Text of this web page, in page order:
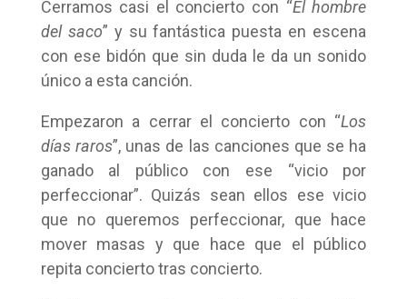
Cerramos casi el concierto con “El hombre
del saco” y su fantástica puesta en escena
con ese bidón que sin duda le da un sonido
único a esta canción.
Empezaron a cerrar el concierto con “Los
días raros”, unas de las canciones que se ha
ganado al público con ese “vicio por
perfeccionar”. Quizás sean ellos ese vicio
que no queremos perfeccionar, que hace
mover masas y que hace que el público
repita concierto tras concierto.